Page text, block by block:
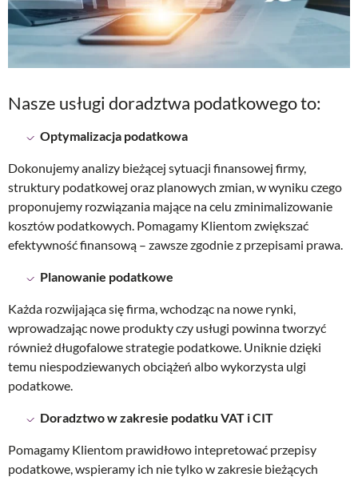
Nasze usługi doradztwa podatkowego to:
Optymalizacja podatkowa
Dokonujemy analizy bieżącej sytuacji finansowej firmy,
struktury podatkowej oraz planowych zmian, w wyniku czego
proponujemy rozwiązania mające na celu zminimalizowanie
kosztów podatkowych. Pomagamy Klientom zwiększać
efektywność finansową – zawsze zgodnie z przepisami prawa.
Planowanie podatkowe
Każda rozwijająca się firma, wchodząc na nowe rynki,
wprowadzając nowe produkty czy usługi powinna tworzyć
również długofalowe strategie podatkowe. Uniknie dzięki
temu niespodziewanych obciążeń albo wykorzysta ulgi
podatkowe.
Doradztwo w zakresie podatku VAT i CIT
Pomagamy Klientom prawidłowo intepretować przepisy
podatkowe, wspieramy ich nie tylko w zakresie bieżących